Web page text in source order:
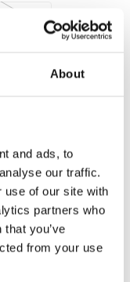
About
and ads, to
our traffic.
use of our site with
partners who
you’ve
from your use
W40/L36